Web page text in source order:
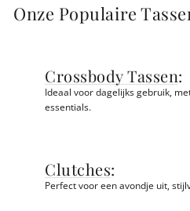
Onze Populaire
Crossbody Tassen:
Ideaal voor dagelijks gebruik,
essentials.
Clutches:
Perfect voor een avondje uit,